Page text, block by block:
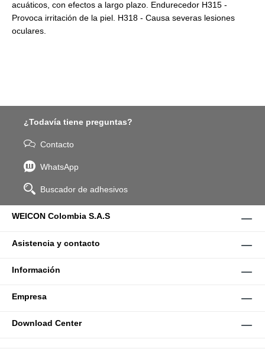
acuáticos, con efectos a largo plazo. Endurecedor H315 -
Provoca irritación de la piel. H318 - Causa severas lesiones
oculares.
¿Todavía tiene preguntas?
Contacto
WhatsApp
Buscador de adhesivos
WEICON Colombia S.A.S
Asistencia y contacto
Información
Empresa
Download Center